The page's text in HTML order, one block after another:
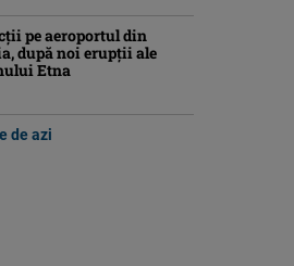
pe aeroportul din
după noi erupții ale
Etna
de azi